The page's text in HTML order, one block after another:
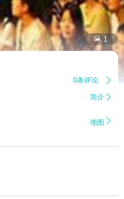
 1
0条评论 
简介 
地图 